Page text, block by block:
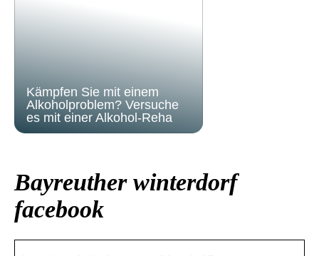
Kämpfen Sie mit einem
Alkoholproblem? Versuche
es mit einer Alkohol-Reha
Bayreuther winterdorf
facebook